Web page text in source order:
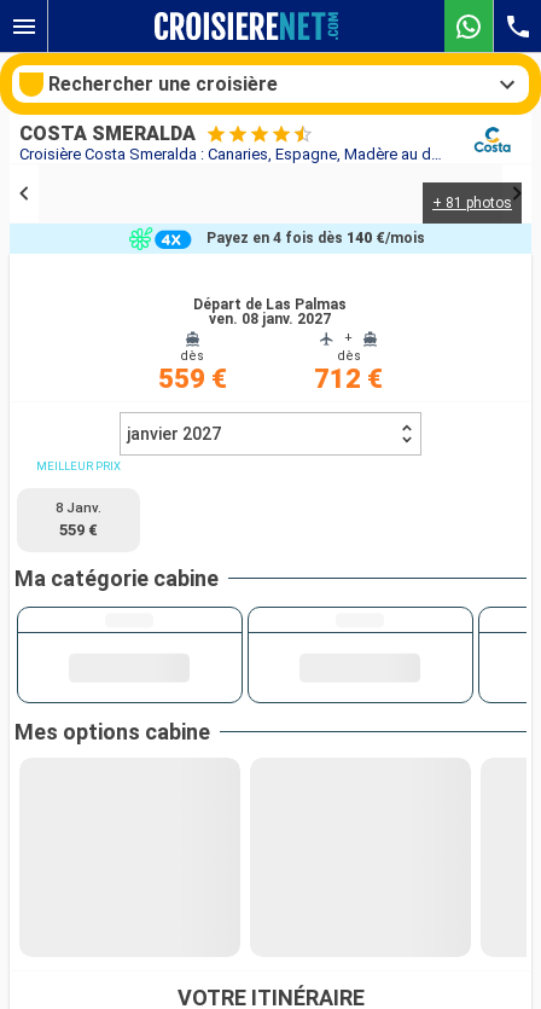
Croisière Costa Smeralda : Canaries, Espagne, Madère au départ de Las Palmas
COSTA SMERALDA
+ 81 photos
Départ de Las Palmas
ven. 08 janv. 2027
dès
559 €
+
dès
712 €
Payez en 4 fois dès 140 €/mois
janvier 2027
MEILLEUR PRIX
8 Janv.
559 €
Ma catégorie cabine
Mes options cabine
VOTRE ITINÉRAIRE
Rechercher une croisière
Compagnies
Rechercher